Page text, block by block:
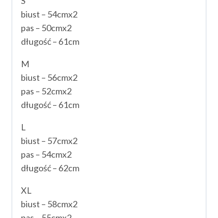
biust – 54cmx2
pas – 50cmx2
długość – 61cm
M
biust – 56cmx2
pas – 52cmx2
długość – 61cm
L
biust – 57cmx2
pas – 54cmx2
długość – 62cm
XL
biust – 58cmx2